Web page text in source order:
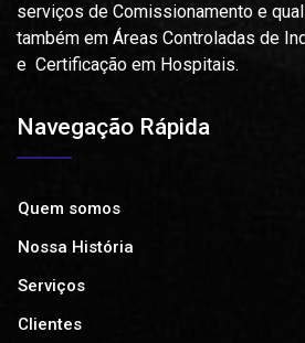
serviços de Comissionamento e
também em Áreas Controladas de
e Certificação em Hospitais.
Navegação Rápida
Quem somos
Nossa História
Serviços
Clientes